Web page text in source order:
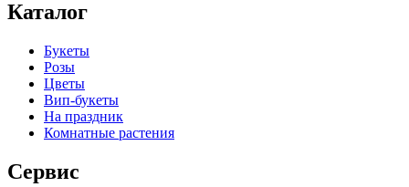
Каталог
Букеты
Розы
Цветы
Вип-букеты
На праздник
Комнатные растения
Сервис